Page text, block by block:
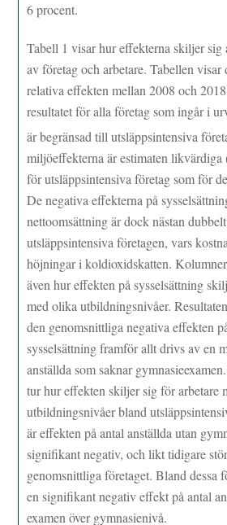
6 procent.
Tabell 1 visar hur effekterna skiljer
av företag och arbetare. Tabellen visar
relativa effekten mellan 2008 och
resultatet för alla företag som ingår i
är begränsad till utsläppsintensiva
miljöeffekterna är estimaten likvärdiga
för utsläppsintensiva företag som för
De negativa effekterna på
nettoomsättning är dock nästan
utsläppsintensiva företagen, vars
höjningar i koldioxidskatten.
även hur effekten på sysselsättning
med olika utbildningsnivåer.
den genomsnittliga negativa effekten
sysselsättning framför allt drivs av en
anställda som saknar
tur hur effekten skiljer sig för arbetare
utbildningsnivåer bland
är effekten på antal anställda utan
signifikant negativ, och likt tidigare
genomsnittliga företaget. Bland dessa
en signifikant negativ effekt på antal
examen över gymnasienivå.